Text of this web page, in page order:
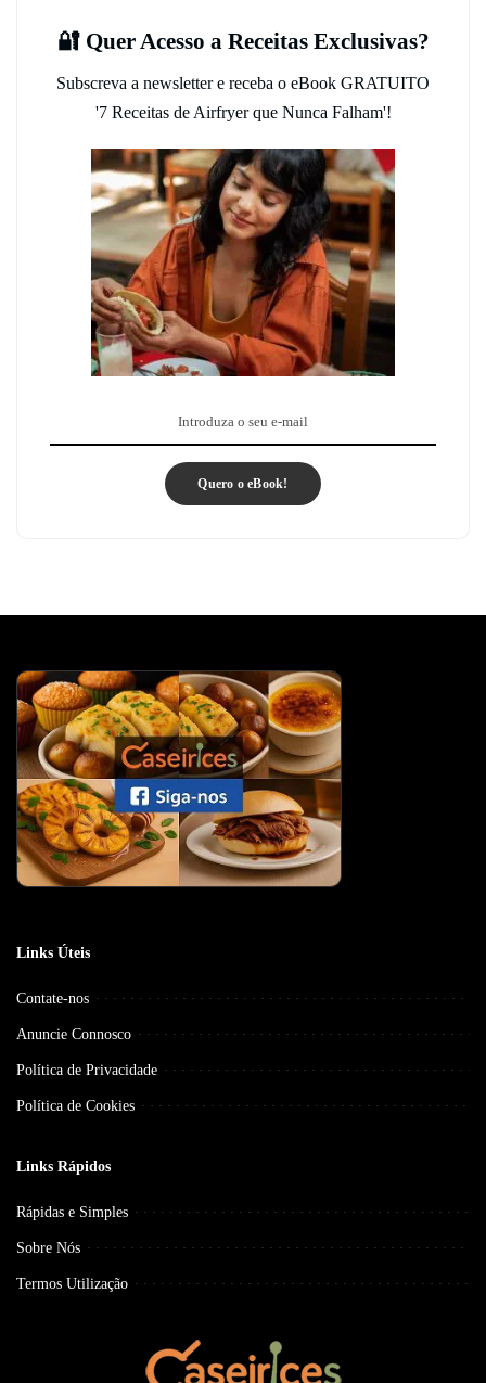
🔐 Quer Acesso a Receitas Exclusivas?
Subscreva a newsletter e receba o eBook GRATUITO
'7 Receitas de Airfryer que Nunca Falham'!
Quero o eBook!
Links Úteis
Contate-nos
Anuncie Connosco
Política de Privacidade
Política de Cookies
Links Rápidos
Rápidas e Simples
Sobre Nós
Termos Utilização